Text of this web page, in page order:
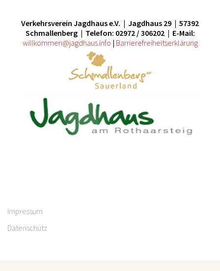
Verkehrsverein Jagdhaus e.V. | Jagdhaus 29 | 57392
Schmallenberg | Telefon: 02972 / 306202 | E-Mail:
willkommen@jagdhaus.info | Barrierefreiheitserklärung
Impressum
Datenschutz